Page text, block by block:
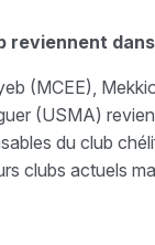
reviennent
(MCEE),
(USMA)
du club
clubs actuels